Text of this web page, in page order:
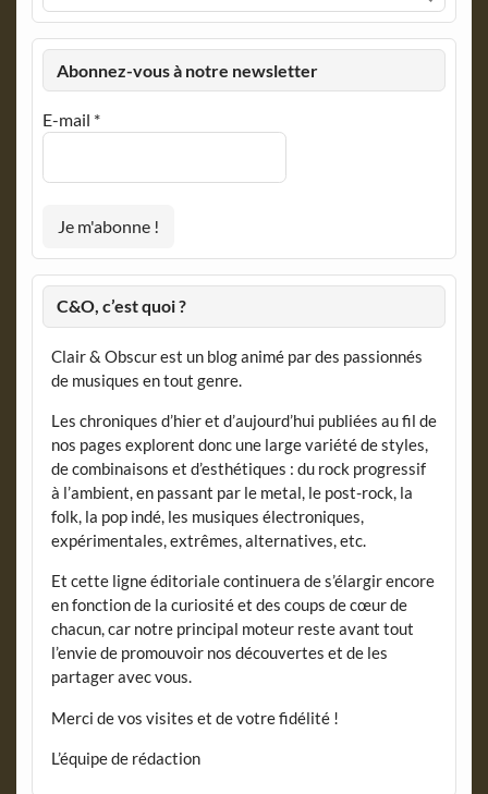
Abonnez-vous à notre newsletter
E-mail *
C&O, c’est quoi ?
Clair & Obscur est un blog animé par des passionnés
de musiques en tout genre.
Les chroniques d’hier et d’aujourd’hui publiées au fil de
nos pages explorent donc une large variété de styles,
de combinaisons et d’esthétiques : du rock progressif
à l’ambient, en passant par le metal, le post-rock, la
folk, la pop indé, les musiques électroniques,
expérimentales, extrêmes, alternatives, etc.
Et cette ligne éditoriale continuera de s’élargir encore
en fonction de la curiosité et des coups de cœur de
chacun, car notre principal moteur reste avant tout
l’envie de promouvoir nos découvertes et de les
partager avec vous.
Merci de vos visites et de votre fidélité !
L’équipe de rédaction